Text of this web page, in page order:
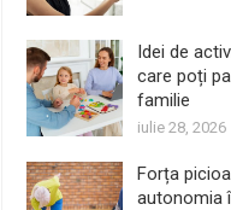
Idei de
care poți
familie
iulie 28, 2026
Forța
autonomia